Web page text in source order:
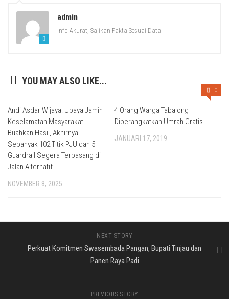
admin
Info Akurat, Sajikan Fakta Sesuai Data
YOU MAY ALSO LIKE...
Andi Asdar Wijaya: Upaya Jamin
Keselamatan Masyarakat
Buahkan Hasil, Akhirnya
Sebanyak 102 Titik PJU dan 5
Guardrail Segera Terpasang di
Jalan Alternatif
NOVEMBER 8, 2025
0
4 Orang Warga Tabalong
Diberangkatkan Umrah Gratis
JANUARI 17, 2019
NEXT STORY
Perkuat Komitmen Swasembada Pangan, Bupati Tinjau dan
Panen Raya Padi
PREVIOUS STORY